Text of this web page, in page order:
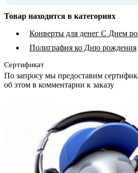
Товар находится в категориях
Конверты для денег С Днем
Полиграфия ко Дню рождения
Сертификат
По запросу мы предоставим
об этом в комментарии к заказу